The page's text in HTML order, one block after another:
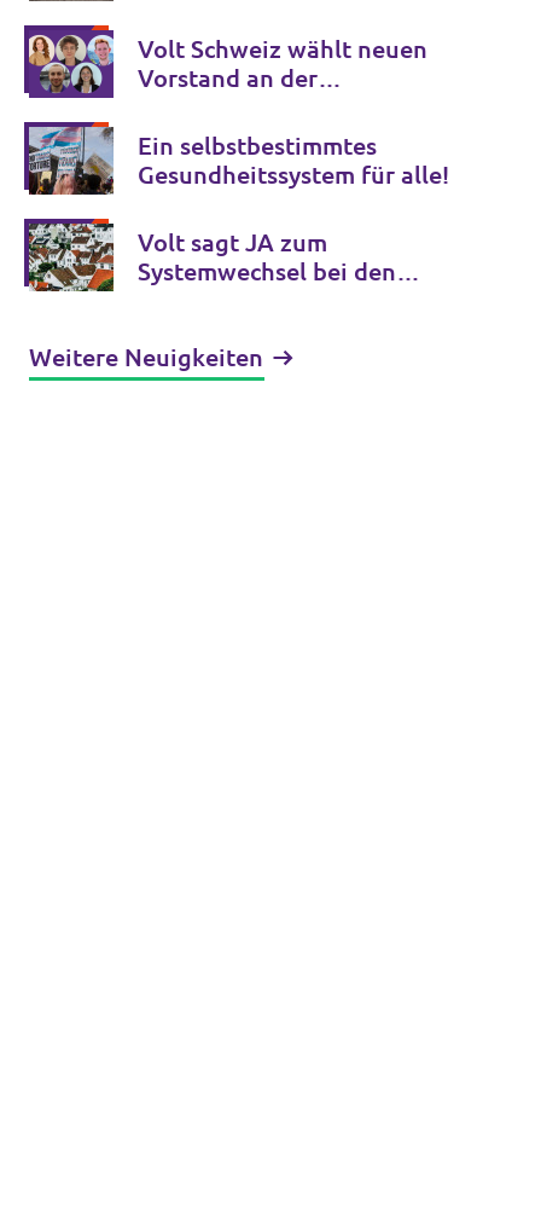
Volt Schweiz wählt neuen
Vorstand an der
Basel
Ein selbstbestimmtes
Gesundheitssystem für alle!
Volt sagt JA zum
Systemwechsel bei den
Weitere Neuigkeiten